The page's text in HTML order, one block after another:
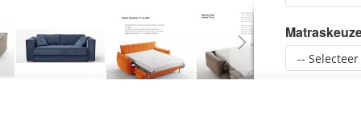
Optie easy